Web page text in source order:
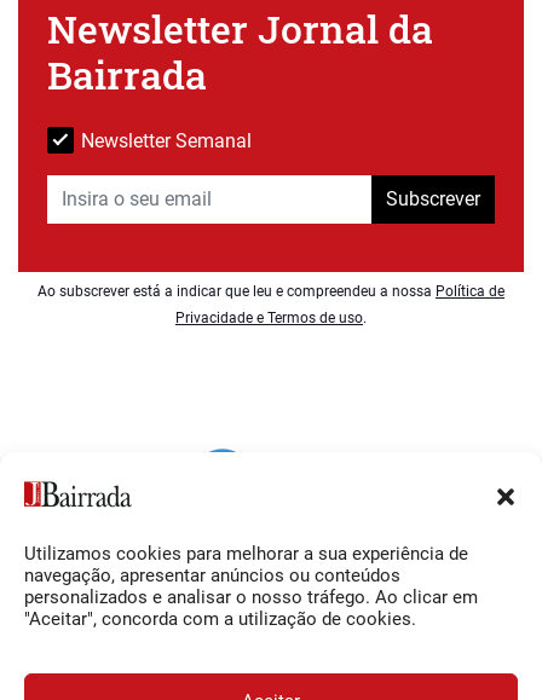
Utilizamos cookies para melhorar a sua experiência de
navegação, apresentar anúncios ou conteúdos
personalizados e analisar o nosso tráfego. Ao clicar em
"Aceitar", concorda com a utilização de cookies.
Newsletter Jornal da
Bairrada
Newsletter Semanal
Subscrever
Ao subscrever está a indicar que leu e compreendeu a nossa Política de
Privacidade e Termos de uso.
Siga-nos
Facebook
O Jornal da Bairrada
Contactos